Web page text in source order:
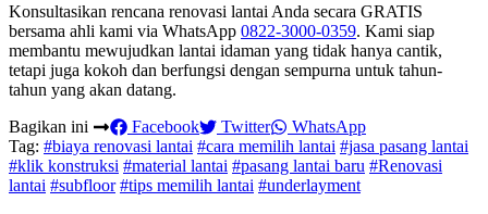
Konsultasikan rencana renovasi lantai Anda secara GRATIS
bersama ahli kami via WhatsApp 0822-3000-0359. Kami siap
membantu mewujudkan lantai idaman yang tidak hanya cantik,
tetapi juga kokoh dan berfungsi dengan sempurna untuk tahun-
tahun yang akan datang.
Bagikan ini
Facebook Twitter
WhatsApp
Tag: #biaya renovasi lantai #cara memilih lantai #jasa pasang lantai
#klik konstruksi #material lantai #pasang lantai baru #Renovasi
lantai #subfloor #tips memilih lantai #underlayment